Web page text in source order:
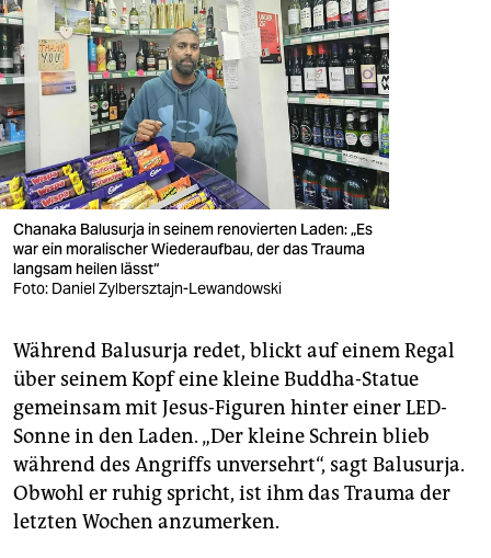
Chanaka Balusurja in seinem renovierten Laden: „Es
war ein moralischer Wiederaufbau, der das Trauma
langsam heilen lässt“
Foto: Daniel Zylbersztajn-Lewandowski
Während Balusurja redet, blickt auf einem Regal
über seinem Kopf eine kleine Buddha-Statue
gemeinsam mit Jesus-Figuren hinter einer LED-
Sonne in den Laden. „Der kleine Schrein blieb
während des Angriffs unversehrt“, sagt Balusurja.
Obwohl er ruhig spricht, ist ihm das Trauma der
letzten Wochen anzumerken.